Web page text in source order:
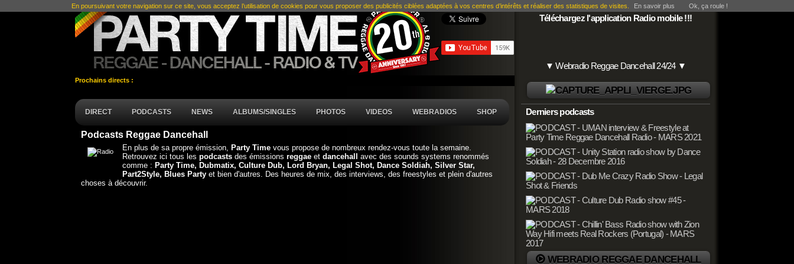
Prochains directs :
DIRECT PODCASTS NEWS ALBUMS/SINGLES PHOTOS VIDEOS WEBRADIOS SHOP
Podcasts Reggae Dancehall
En plus de sa propre émission, Party Timevous propose de nombreux rendez-vous toute la semaine.
Retrouvez ici tous lespodcasts des émissions reggae etdancehall
avec des sounds systems renommés
comme : Party Time, Dubmatix, Culture Dub, Lord Bryan, Legal Shot, Dance Soldiah, Silver Star,
Part2Style, Blues Party et bien d'autres. Des heures de mix, des interviews, des freestyles et plein d'autres
choses à découvrir.
Téléchargez l'application Radio mobile !!!
▼ Webradio Reggae Dancehall 24/24 ▼
Derniers podcasts
WEBRADIO REGGAE DANCEHALL
En poursuivant votre navigation sur ce site, vous acceptez l’utilisation de cookies pour vous proposer des publicités ciblées adaptées à vos centres d’intérêts et réaliser des statistiques de visites. En savoir plus Ok, ça roule !